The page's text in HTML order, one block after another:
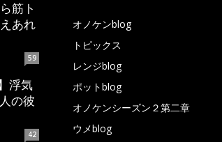
筋ト
あれ
59
浮気
の彼
42
オノケンblog
トピックス
レンジblog
ポットblog
オノケンシーズン２第二章
ウメblog